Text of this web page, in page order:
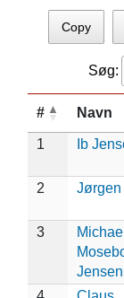
Copy
Søg:
# Navn
1 Ib
2
Jørgen
3
Michael
Jensen